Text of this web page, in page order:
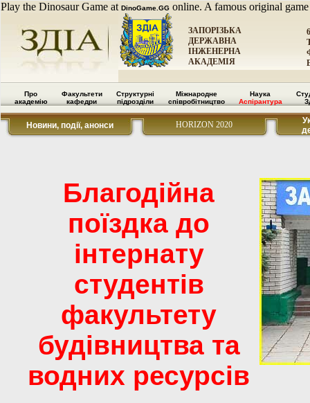
Play the Dinosaur Game at DinoGame.GG online. A famous original
ЗАПОРІЗЬКА
ДЕРЖАВНА
ІНЖЕНЕРНА
АКАДЕМІЯ
Про
академію
Факультети
кафедри
Структурні
підрозділи
Міжнародне
співробітництво
Наука
Аспірантура
Новини, події, анонси HORIZON 2020
Благодійна
поїздка до
інтернату
студентів
факультету
будівництва та
водних ресурсів